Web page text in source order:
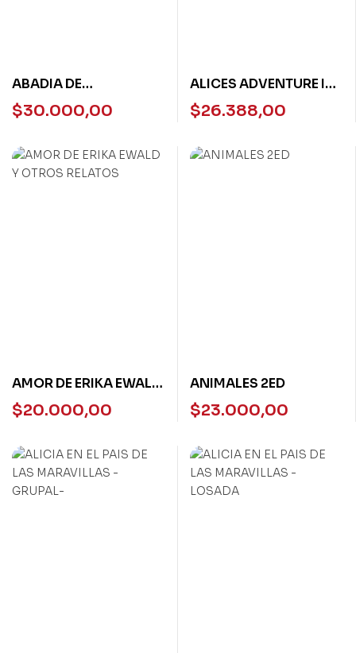
ABADIA DE
NORTHANGER, LA
$30.000,00
ALICES ADVENTURE IN
WONDERLAND –
HELBLING
$26.388,00
AMOR DE ERIKA EWALD
Y OTROS RELATOS
$20.000,00
ANIMALES 2ED
$23.000,00